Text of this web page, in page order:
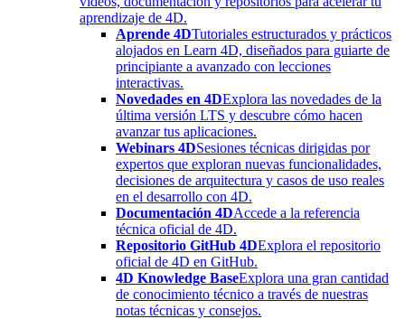
aprendizaje de 4D.
Aprende 4DTutoriales estructurados y prácticos
alojados en Learn 4D, diseñados para guiarte de
principiante a avanzado con lecciones
interactivas.
Novedades en 4DExplora las novedades de la
última versión LTS y descubre cómo hacen
avanzar tus aplicaciones.
Webinars 4DSesiones técnicas dirigidas por
expertos que exploran nuevas funcionalidades,
decisiones de arquitectura y casos de uso reales
en el desarrollo con 4D.
Documentación 4DAccede a la referencia
técnica oficial de 4D.
Repositorio GitHub 4DExplora el repositorio
oficial de 4D en GitHub.
4D Knowledge BaseExplora una gran cantidad
de conocimiento técnico a través de nuestras
notas técnicas y consejos.